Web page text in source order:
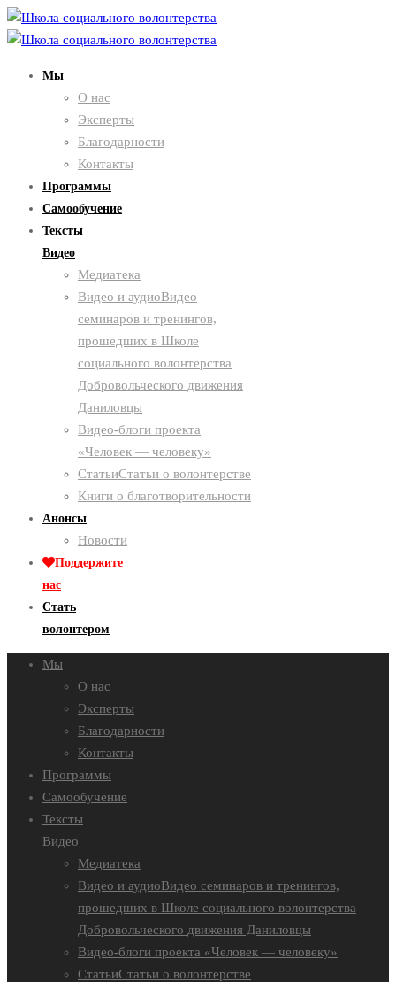
Мы
О нас
Эксперты
Благодарности
Контакты
Программы
Самообучение
Тексты
Видео
Медиатека
Видео и аудиоВидео
семинаров и тренингов,
прошедших в Школе
социального волонтерства
Добровольческого движения
Даниловцы
Видео-блоги проекта
«Человек — человеку»
СтатьиСтатьи о волонтерстве
Книги о благотворительности
Анонсы
Новости
Поддержите
нас
Стать
волонтером
Мы
О нас
Эксперты
Благодарности
Контакты
Программы
Самообучение
Тексты
Видео
Медиатека
Видео и аудиоВидео семинаров и тренингов,
прошедших в Школе социального волонтерства
Добровольческого движения Даниловцы
Видео-блоги проекта «Человек — человеку»
СтатьиСтатьи о волонтерстве